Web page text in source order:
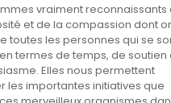
vraiment reconnaissants
et de la compassion dont
toutes les personnes qui se
termes de temps, de soutien
Elles nous permettent
les importantes initiatives que